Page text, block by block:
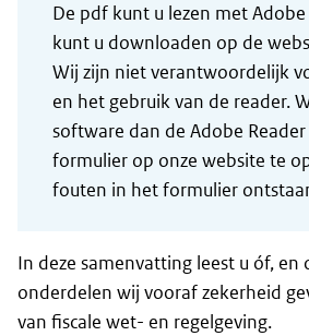
De pdf kunt u lezen met Adobe
kunt u downloaden op de
Wij zijn niet verantwoordelijk
en het gebruik van de reader.
software dan de Adobe
formulier op onze website te
fouten in het formulier
In deze samenvatting leest u óf, en
onderdelen wij vooraf zekerheid
van fiscale wet- en regelgeving.